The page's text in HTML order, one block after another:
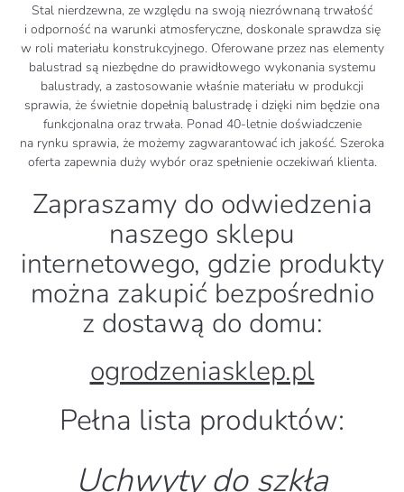
Stal nierdzewna, ze względu na swoją niezrównaną trwałość
i odporność na warunki atmosferyczne, doskonale sprawdza się
w roli materiału konstrukcyjnego. Oferowane przez nas elementy
balustrad są niezbędne do prawidłowego wykonania systemu
balustrady, a zastosowanie właśnie materiału w produkcji
sprawia, że świetnie dopełnią balustradę i dzięki nim będzie ona
funkcjonalna oraz trwała. Ponad 40-letnie doświadczenie
na rynku sprawia, że możemy zagwarantować ich jakość. Szeroka
oferta zapewnia duży wybór oraz spełnienie oczekiwań klienta.
Zapraszamy do odwiedzenia
naszego sklepu
internetowego, gdzie produkty
można zakupić bezpośrednio
z dostawą do domu:
ogrodzeniasklep.pl
Pełna lista produktów:
Uchwyty do szkła